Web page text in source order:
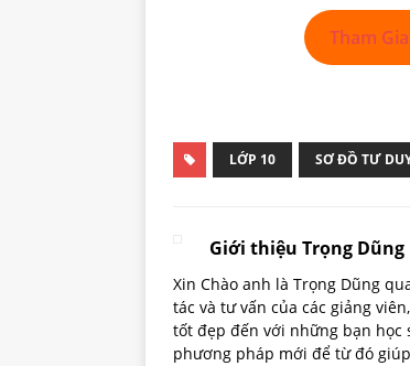
Tham
LỚP 10 SƠ ĐỒ TƯ
Giới thiệu Trọng Dũng
Xin Chào anh là Trọng Dũng
tác và tư vấn của các giảng
tốt đẹp đến với những bạn học
phương pháp mới để từ đó